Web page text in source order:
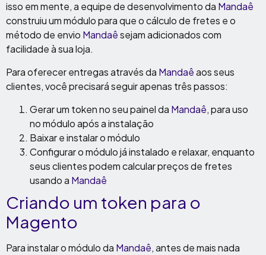
isso em mente, a equipe de desenvolvimento da Mandaê
construiu um módulo para que o cálculo de fretes e o
método de envio Mandaêsejam adicionados com
facilidade à sua loja.
Para oferecer entregas através da Mandaêaos seus
clientes, você precisará seguir apenas três passos:
Gerar um token no seu painel da Mandaê, para uso
no módulo após a instalação
Baixar e instalar o módulo
Configurar o módulo já instalado e relaxar, enquanto
seus clientes podem calcular preços de fretes
usando a Mandaê
Criando um token para o
Magento
Para instalar o módulo da Mandaê, antes de mais nada